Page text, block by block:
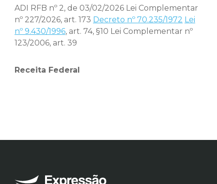
ADI RFB nº 2, de 03/02/2026 Lei Complementar
nº 227/2026, art. 173 Decreto nº 70.235/1972 Lei
nº 9.430/1996, art. 74, §10 Lei Complementar nº
123/2006, art. 39
Receita Federal